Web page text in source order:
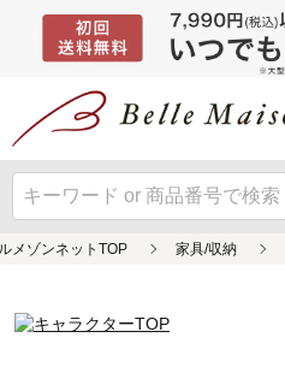
メゾンネットTOP 家具/収納